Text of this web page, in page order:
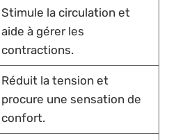
Stimule la circulation et
aide à gérer les
contractions.
Réduit la tension et
procure une sensation de
confort.